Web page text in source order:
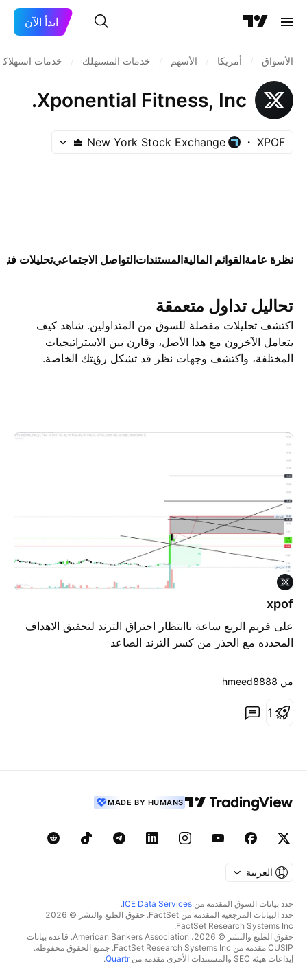
ابدأ الآن
الأسواق أمريكا الأسهم خدمات المستهلك خدمات
Xponential Fitness, Inc.
XPOF
New York Stock Exchange
نظرة عامةالقوائم الماليةالمستنداتالتواصل الاجتماعيتحليلات
تحاليل تداول متعمقة
اكتشف تحليلات مفصلة للسوق من المتداولين. شاهد كيف
يتعامل الآخرون مع هذا الأصل، وقارن بين الاستراتيجيات
المختلفة، واكتشف وجهات نظر قد تشكل رؤيتك الخاصة.
xpof
على فريم الربع ساعة باانتظار اختراق الترند لتحقيق الاهداف
المحدده مع الحذر من كسر الترند الصاعد
من ‎hmeed8888‎
1
MADE BY HUMANS
العربية
حدد بيانات السوق المقدمة من ICE Data Services
.
حدد البيانات المرجعية المقدمة من FactSet. حقوق الطبع والنشر © 2026
FactSet Research Systems Inc.
حقوق الطبع والنشر © 2026، American Bankers Association. قاعدة بيانات
CUSIP مقدمة من FactSet Research Systems Inc. جميع الحقوق محفوظة.
إيداعات هيئة SEC والمستندات الأخرى مقدمة من
Quartr
.